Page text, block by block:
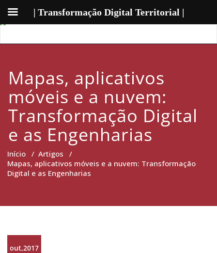
Mapas, aplicativos
móveis e a nuvem:
Transformação Digital
e as Engenharias
Início / Artigos /
Mapas, aplicativos móveis e a nuvem: Transformação
Digital e as Engenharias
out,2017
| Transformação Digital Territorial |